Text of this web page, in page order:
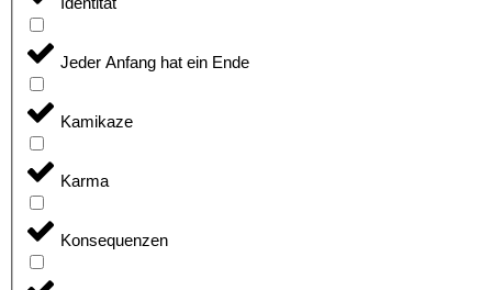
Jeder Anfang hat ein Ende
Kamikaze
Karma
Konsequenzen